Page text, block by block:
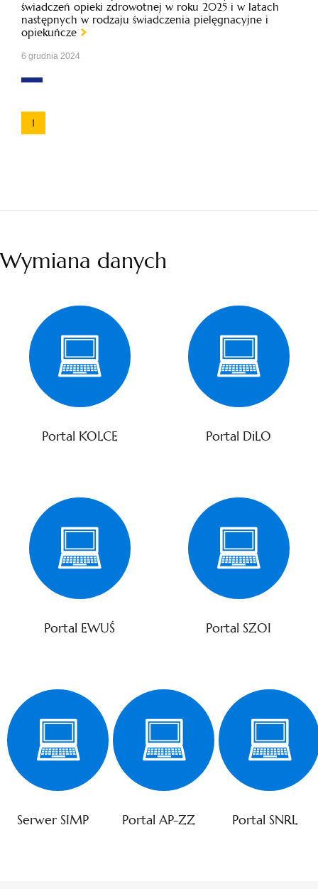
świadczeń opieki zdrowotnej w roku 2025 i w latach
następnych w rodzaju świadczenia pielęgnacyjne i
opiekuńcze
6 grudnia 2024
1
Wymiana danych
Portal KOLCE Portal DiLO
Portal EWUŚ Portal SZOI
Serwer SIMP Portal AP-ZZ Portal SNRL